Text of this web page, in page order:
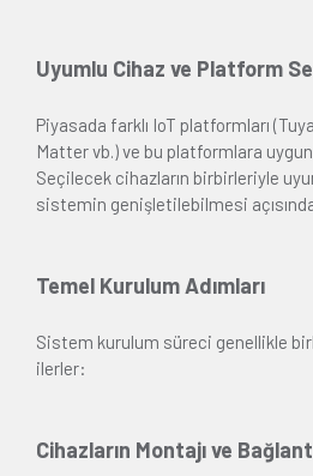
Uyumlu Cihaz ve Platform
Piyasada farklı IoT platformları
Matter vb.) ve bu platformlara
Seçilecek cihazların birbirleriyle
sistemin genişletilebilmesi
Temel Kurulum Adımları
Sistem kurulum süreci genellikle
ilerler:
Cihazların Montajı ve